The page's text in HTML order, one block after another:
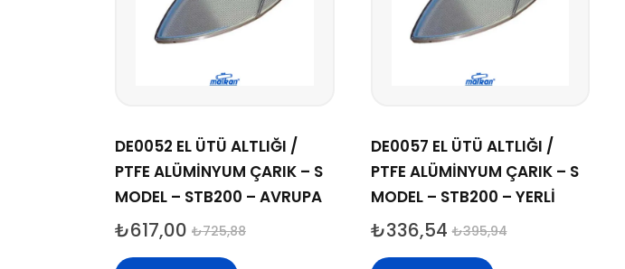
DE0052 EL ÜTÜ ALTLIĞI /
PTFE ALÜMİNYUM ÇARIK – S
MODEL – STB200 – AVRUPA
₺725,88
₺617,00
DE0057 EL ÜTÜ ALTLIĞI /
PTFE ALÜMİNYUM ÇARIK – S
MODEL – STB200 – YERLİ
₺395,94
₺336,54